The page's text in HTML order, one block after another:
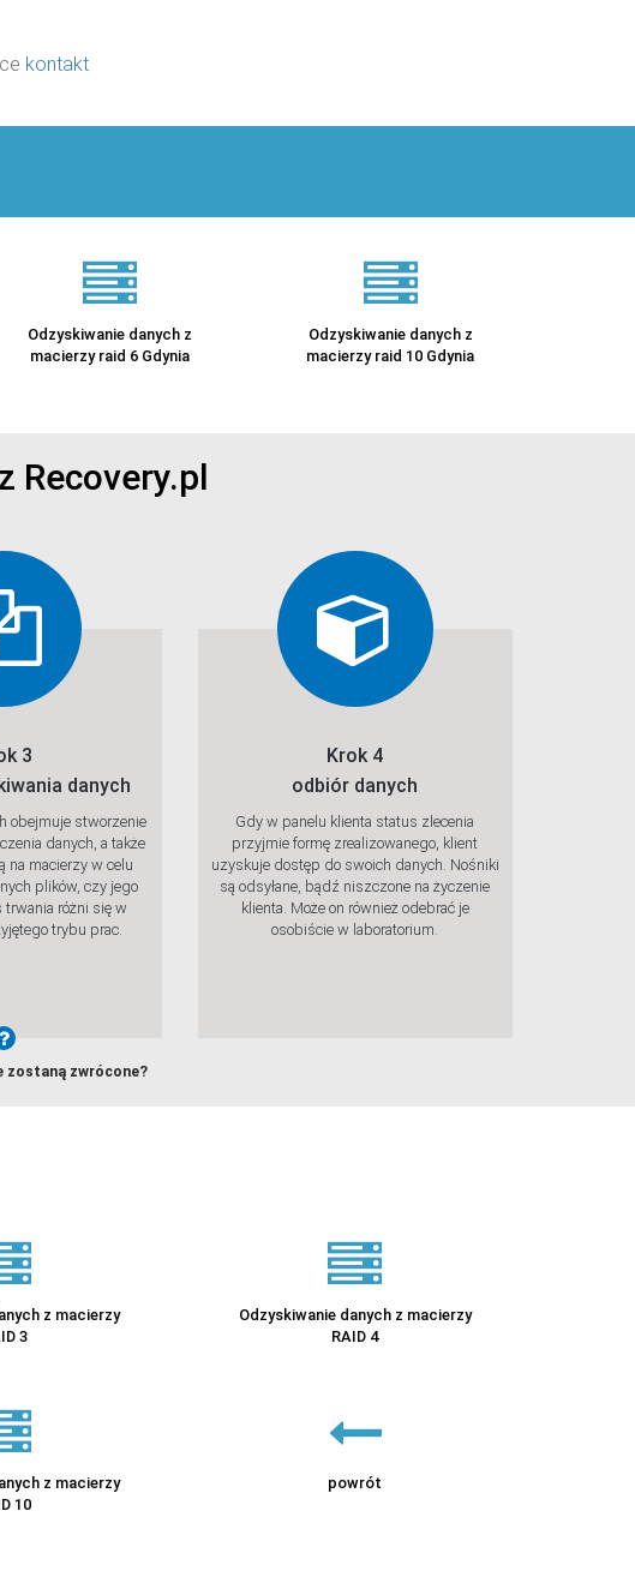
kontakt
Odzyskiwanie danych z
macierzy raid 6 Gdynia
Sprawdź
Odzyskiwanie danych z
macierzy raid 10 Gdynia
Sprawdź
Recovery.pl
3
danych
obejmuje stworzenie
danych, a także
na macierzy w celu
plików, czy jego
różni się w
trybu prac.
zostaną zwrócone?
Krok 4
odbiór danych
Gdy w panelu klienta status zlecenia
przyjmie formę zrealizowanego, klient
uzyskuje dostęp do swoich danych. Nośniki
są odsyłane, bądź niszczone na życzenie
klienta. Może on również odebrać je
osobiście w laboratorium.
z macierzy
3
Odzyskiwanie danych z macierzy
RAID 4
z macierzy
10
powrót